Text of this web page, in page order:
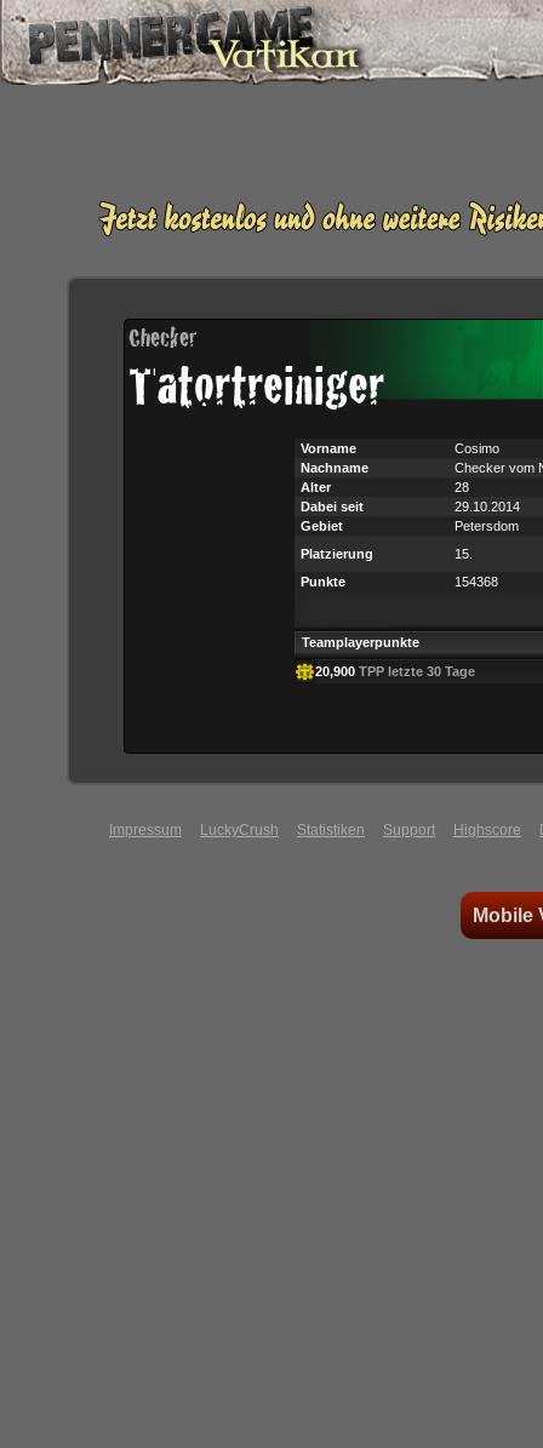
Checker
Tatortreiniger
Vorname
Cosimo
Nachname
Checker vom
Alter
28
Dabei seit
29.10.2014
Gebiet
Petersdom
Platzierung
15.
Punkte
154368
Teamplayerpunkte
20,900 TPP letzte 30 Tage
Impressum LuckyCrush Statistiken Support Highscore
Mobile